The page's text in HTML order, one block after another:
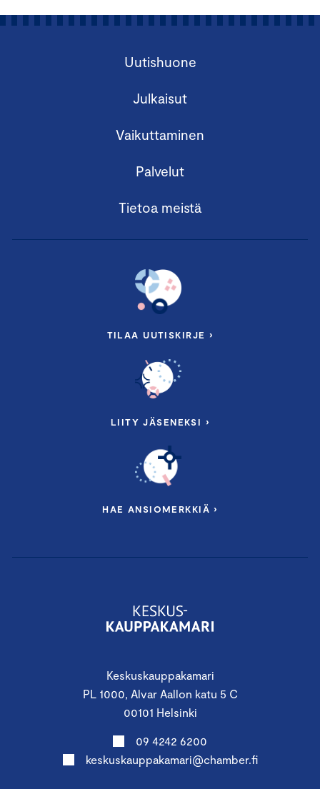
Keskuskauppakamari
PL 1000, Alvar Aallon katu 5 C
00101 Helsinki
09 4242 6200
keskuskauppakamari@chamber.fi
Uutishuone
Julkaisut
Vaikuttaminen
Palvelut
Tietoa meistä
TILAA UUTISKIRJE ›
LIITY JÄSENEKSI ›
HAE ANSIOMERKKIÄ ›